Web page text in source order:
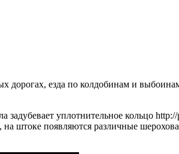
езда по колдобинам и
уплотнительное кольцо
штоке появляются различные